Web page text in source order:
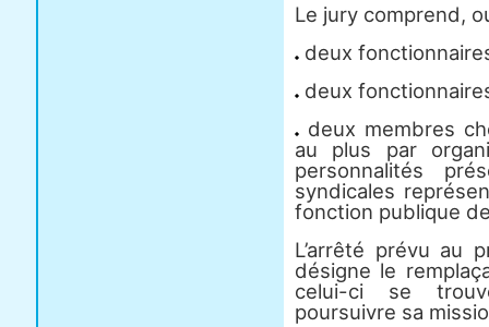
Le jury comprend,
deux
deux
deux membres
au plus par
personnalités
syndicales
fonction publique de
L’arrêté prévu au
désigne le
celui-ci se
poursuivre sa